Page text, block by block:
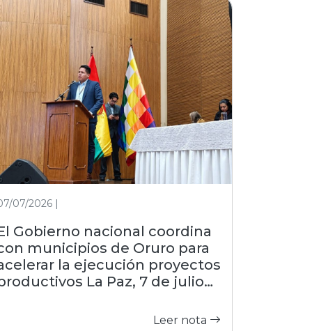
07/2026 |
Gobierno nacional coordina
municipios de Oruro para
la ejecución proyectos
La Paz, 7 de julio
de estrechar la gestión con las
Leer nota